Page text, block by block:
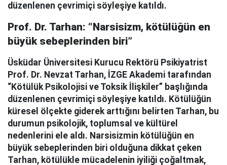
düzenlenen çevrimiçi söyleşiye katıldı.
Prof. Dr. Tarhan: “Narsisizm, kötülüğün en
büyük sebeplerinden biri”
Üsküdar Üniversitesi Kurucu Rektörü Psikiyatrist
Prof. Dr. Nevzat Tarhan, İZGE Akademi tarafından
“Kötülük Psikolojisi ve Toksik İlişkiler” başlığında
düzenlenen çevrimiçi söyleşiye katıldı. Kötülüğün
küresel ölçekte giderek arttığını belirten Tarhan, bu
durumun psikolojik, toplumsal ve kültürel
nedenlerini ele aldı. Narsisizmin kötülüğün en
büyük sebeplerinden biri olduğuna dikkat çeken
Tarhan, kötülükle mücadelenin iyiliği çoğaltmak,